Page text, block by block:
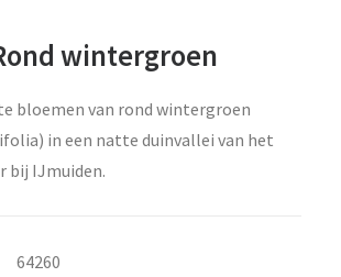
wintergroen
bloemen van rond wintergroen
in een natte duinvallei van het
bij IJmuiden.
64260